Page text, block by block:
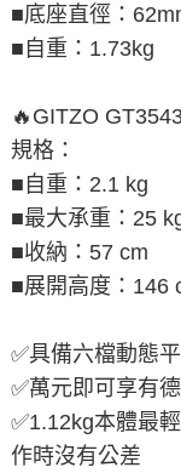
■底座直徑：
■自重：1.73kg
🔥GITZO
規格：
■自重：2.1 kg
■最大承重：25
■收納：57 cm
■展開高度：146
✅具備六檔動態
✅萬元即可享有
✅1.12kg本體最
作時沒有公差